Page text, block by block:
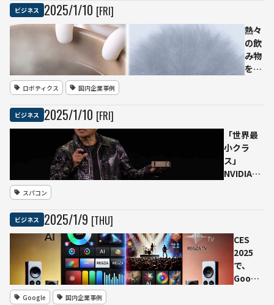
らイ
ンタ
ーネ
ット
ンフ
ラ整
向け
ビジネス 2025/1/10 [FRI]
熱々
の飲
み物
をふ
ボッ
ト
舌ふ
の人
をチ
する
ロボティクス 国内企業事例
ビジネス 2025/1/10 [FRI]
「世界最
小クラ
ス」
NVIDIAが
を発表ー
ー1台あた
り3,000ド
ルから、
スパコン
ビジネス 2025/1/9 [THU]
CES
2025
で、
Google
Google 国内企業事例